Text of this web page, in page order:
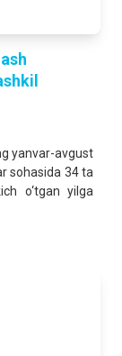
yanvar-avgust
sohasida 34 ta
o‘tgan yilga